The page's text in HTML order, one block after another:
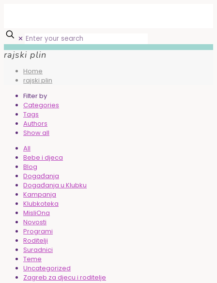
✕
rajski plin
Home
rajski plin
Filter by
Categories
Tags
Authors
Show all
All
Bebe i djeca
Blog
Događanja
Događanja u Klubku
Kampanja
Klubkoteka
MisliOna
Novosti
Programi
Roditelji
Suradnici
Teme
Uncategorized
Zagreb za djecu i roditelje